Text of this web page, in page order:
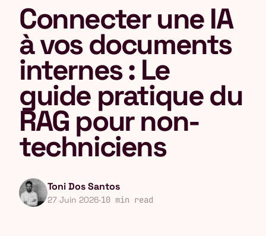
Connecter une IA
à vos documents
internes : Le
guide pratique du
RAG pour non-
techniciens
Toni Dos Santos
27 Juin 2026·10 min read